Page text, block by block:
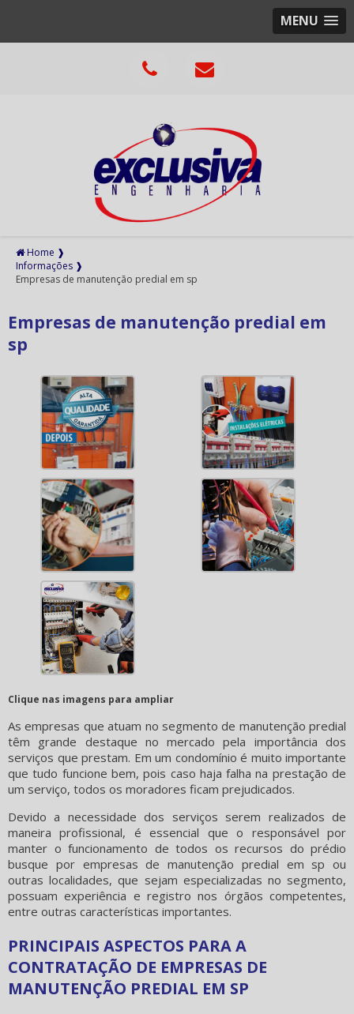
MENU
Home ❱
Informações ❱
Empresas de manutenção predial em sp
Empresas de manutenção predial em
sp
Clique nas imagens para ampliar
As empresas que atuam no segmento de manutenção predial
têm grande destaque no mercado pela importância dos
serviços que prestam. Em um condomínio é muito importante
que tudo funcione bem, pois caso haja falha na prestação de
um serviço, todos os moradores ficam prejudicados.
Devido a necessidade dos serviços serem realizados de
maneira profissional, é essencial que o responsável por
manter o funcionamento de todos os recursos do prédio
busque por empresas de manutenção predial em sp ou
outras localidades, que sejam especializadas no segmento,
possuam experiência e registro nos órgãos competentes,
entre outras características importantes.
PRINCIPAIS ASPECTOS PARA A
CONTRATAÇÃO DE EMPRESAS DE
MANUTENÇÃO PREDIAL EM SP